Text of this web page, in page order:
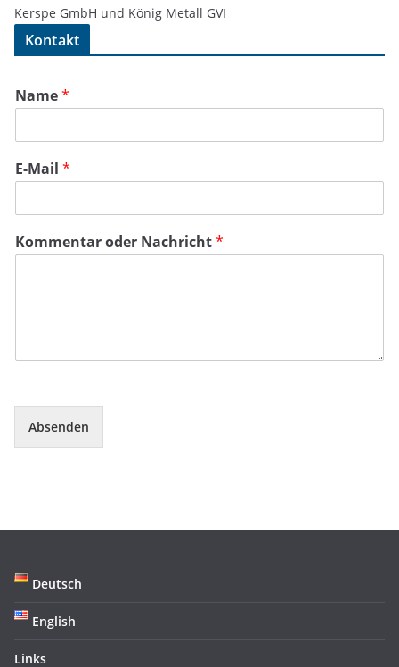
Kerspe GmbH und König Metall GVI
Kontakt
Name*
E-Mail *
Kommentar oder Nachricht*
Absenden
Deutsch
English
Links